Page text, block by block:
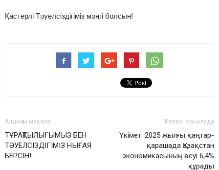
Қастерлі Тәуелсіздігіміз мәңгі болсын!
Алдыңғы мақала
ТҰРАҚТЫЛЫҒЫМЫЗ БЕН
ТӘУЕЛСІЗДІГІМІЗ НЫҒАЯ
БЕРСІН!
Келесі мақалада
Үкімет: 2025 жылғы қаңтар-
қарашада Қазақстан
экономикасының өсуі 6,4%
құрады